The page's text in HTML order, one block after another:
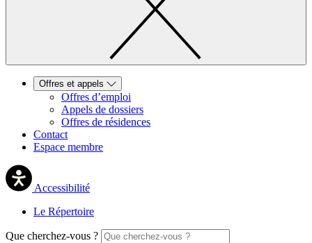
Offres et appels
Offres d’emploi
Appels de dossiers
Offres de résidences
Contact
Espace membre
Accessibilité
Le Répertoire
Que cherchez-vous ?